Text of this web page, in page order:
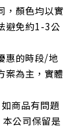
，顏色均以實
避免約1-3公
惠的時段/地
案為主，實體
商品有問題
公司保留是